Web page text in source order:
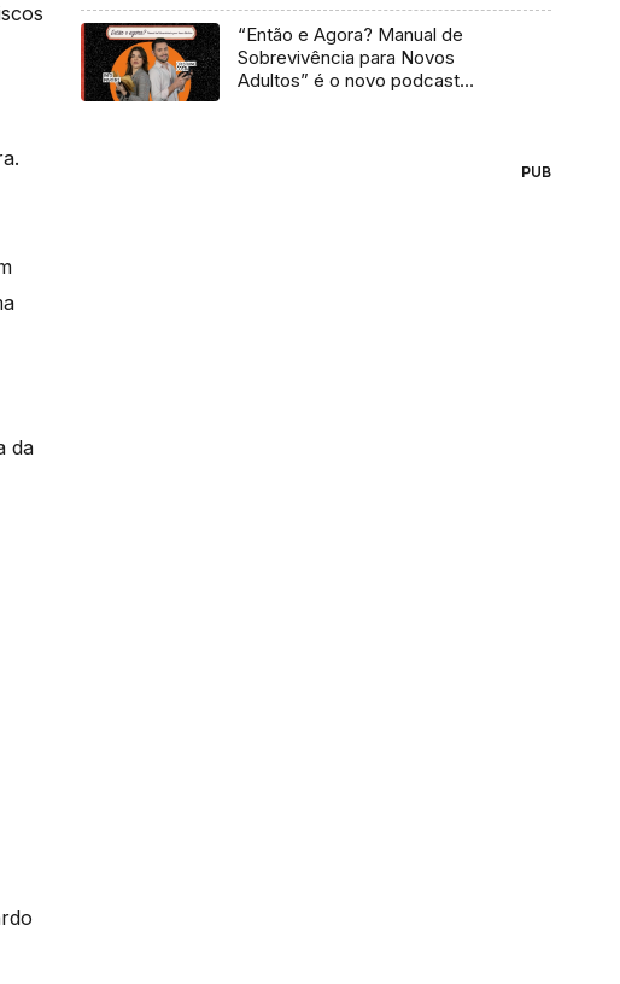
da
“Então e Agora? Manual de
Sobrevivência para Novos
Adultos” é o novo podcast
PUB